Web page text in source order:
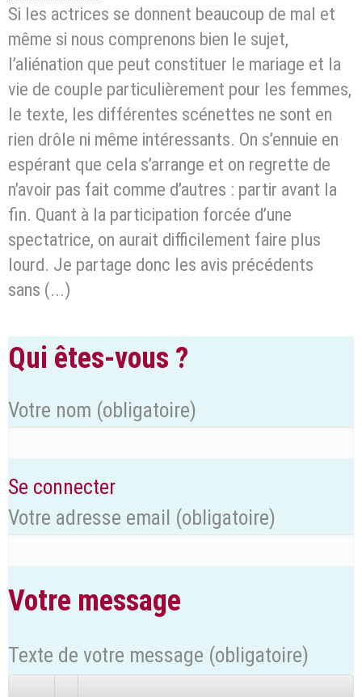
Si les actrices se donnent beaucoup de mal et
même si nous comprenons bien le sujet,
l’aliénation que peut constituer le mariage et la
vie de couple particulièrement pour les femmes,
le texte, les différentes scénettes ne sont en
rien drôle ni même intéressants. On s’ennuie en
espérant que cela s’arrange et on regrette de
n’avoir pas fait comme d’autres : partir avant la
fin. Quant à la participation forcée d’une
spectatrice, on aurait difficilement faire plus
lourd. Je partage donc les avis précédents
sans (...)
Qui êtes-vous ?
Votre nom (obligatoire)
Se connecter
Votre adresse email (obligatoire)
Votre message
Texte de votre message (obligatoire)